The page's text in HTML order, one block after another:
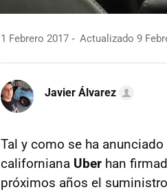
1 Febrero 2017 Actualizado 9
Javier Álvarez
Tal y como se ha
californiana Uber han
próximos años el